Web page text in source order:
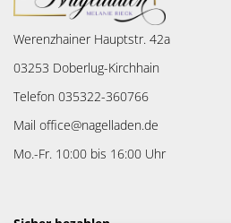
Werenzhainer Hauptstr. 42a
03253 Doberlug-Kirchhain
Telefon 035322-360766
Mail office@nagelladen.de
Mo.-Fr. 10:00 bis 16:00 Uhr